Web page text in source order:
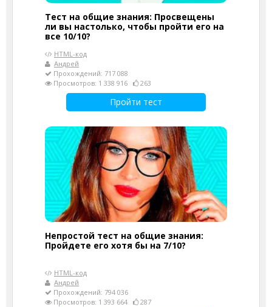
Тест на общие знания: Просвещены
ли вы настолько, чтобы пройти его на
все 10/10?
HTML-код
Андрей
Прохождений: 717 088
Просмотров: 1 338 916
263
Пройти тест
Непростой тест на общие знания:
Пройдете его хотя бы на 7/10?
HTML-код
Андрей
Прохождений: 794 036
Просмотров: 1 393 664
287